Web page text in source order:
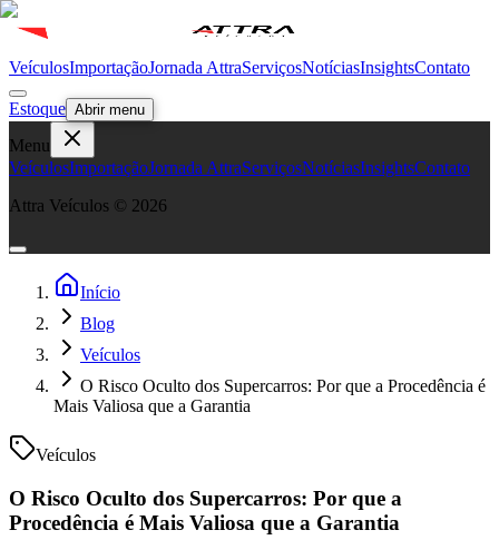
VeículosImportaçãoJornada AttraServiçosNotíciasInsightsContato
Estoque Abrir menu
Menu
VeículosImportaçãoJornada AttraServiçosNotíciasInsightsContato
Attra Veículos © 2026
Início
Blog
Veículos
O Risco Oculto dos Supercarros: Por que a Procedência é
Mais Valiosa que a Garantia
Veículos
O Risco Oculto dos Supercarros: Por que a
Procedência é Mais Valiosa que a Garantia